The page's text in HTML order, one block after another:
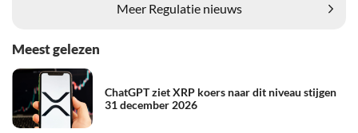
Meer Regulatie nieuws
Meest gelezen
ChatGPT ziet XRP koers naar dit niveau stijgen
31 december 2026